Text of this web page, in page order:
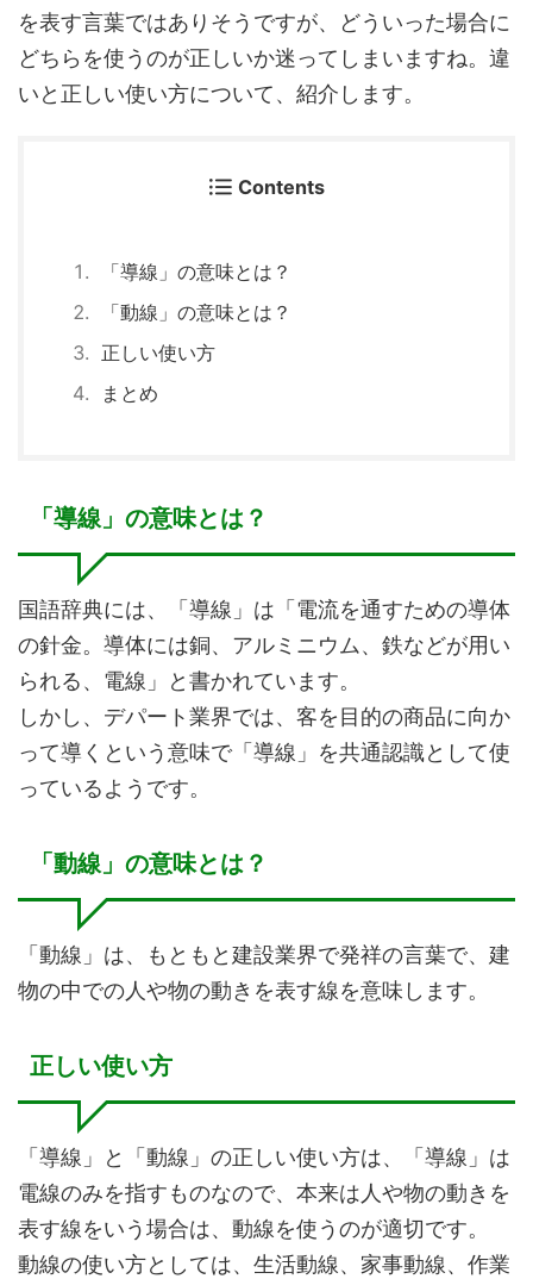
を表す言葉ではありそうですが、どういった場合に
どちらを使うのが正しいか迷ってしまいますね。違
いと正しい使い方について、紹介します。
Contents
「導線」の意味とは？
「動線」の意味とは？
正しい使い方
まとめ
「導線」の意味とは？
国語辞典には、「導線」は「電流を通すための導体
の針金。導体には銅、アルミニウム、鉄などが用い
られる、電線」と書かれています。
しかし、デパート業界では、客を目的の商品に向か
って導くという意味で「導線」を共通認識として使
っているようです。
「動線」の意味とは？
「動線」は、もともと建設業界で発祥の言葉で、建
物の中での人や物の動きを表す線を意味します。
正しい使い方
「導線」と「動線」の正しい使い方は、「導線」は
電線のみを指すものなので、本来は人や物の動きを
表す線をいう場合は、動線を使うのが適切です。
動線の使い方としては、生活動線、家事動線、作業